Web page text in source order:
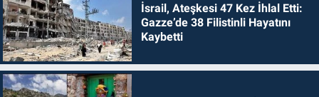
İsrail, Ateşkesi 47 Kez İhlal Etti:
Gazze’de 38 Filistinli Hayatını
Kaybetti